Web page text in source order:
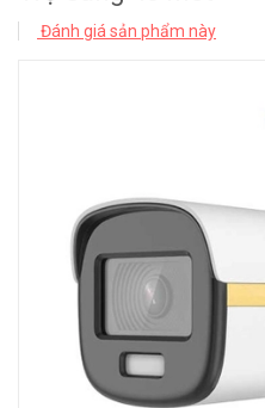
Đánh giá sản phẩm này